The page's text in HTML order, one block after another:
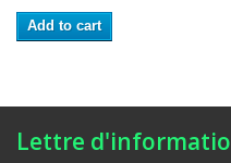
Add to cart
Lettre